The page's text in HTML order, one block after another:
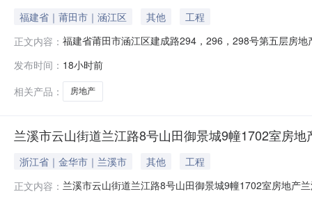
福建省｜莆田市｜涵江区 其他
工程
正文内容： 福建省莆田市涵江区建成路294，296，298号第五层房
（2016）莆田市不动产权第HJ01823号】拍品所有人张
限制情况1、被
发布时间： 18小时前
相关产品：
房地产
兰溪市云山街道兰江路8号山田御景城9幢1702室房地
浙江省｜金华市｜兰溪市 其他
工程
正文内容： 兰溪市云山街道兰江路8号山田御景城9幢1702室房地产